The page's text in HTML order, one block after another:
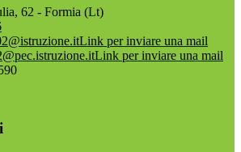
62 - Formia (Lt)
Link per inviare una mail
Link per inviare una mail